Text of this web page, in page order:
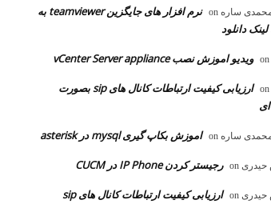
ساره
نرم افزار های جایگزین teamviewer به
دانلود
ویدیو اموزش نصب vCenter Server appliance
ارزیابی کیفیت ارتباطات کانال های sip بصورت
ساره اموزش بکاپ گیری mysql در asterisk
حیدری رجیستر کردن IP Phone در CUCM
حیدری
ارزیابی کیفیت ارتباطات کانال های sip